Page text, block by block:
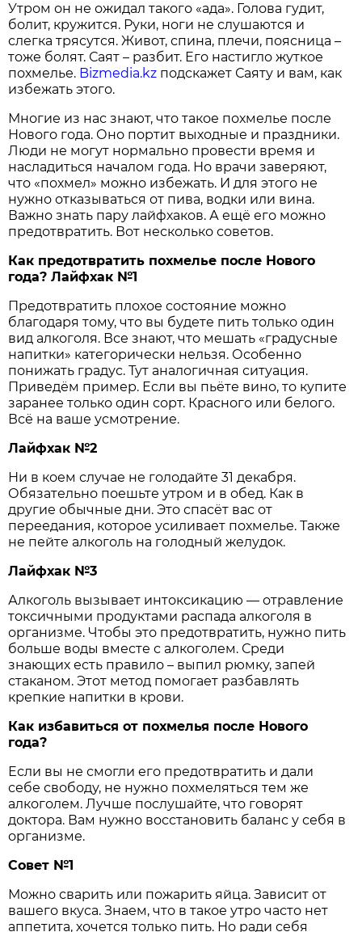
Утром он не ожидал такого «ада». Голова гудит,
болит, кружится. Руки, ноги не слушаются и
слегка трясутся. Живот, спина, плечи, поясница –
тоже болят. Саят – разбит. Его настигло жуткое
похмелье. Bizmedia.kz подскажет Саяту и вам, как
избежать этого.
Многие из нас знают, что такое похмелье после
Нового года. Оно портит выходные и праздники.
Люди не могут нормально провести время и
насладиться началом года. Но врачи заверяют,
что «похмел» можно избежать. И для этого не
нужно отказываться от пива, водки или вина.
Важно знать пару лайфхаков. А ещё его можно
предотвратить. Вот несколько советов.
Как предотвратить похмелье после Нового
года? Лайфхак №1
Предотвратить плохое состояние можно
благодаря тому, что вы будете пить только один
вид алкоголя. Все знают, что мешать «градусные
напитки» категорически нельзя. Особенно
понижать градус. Тут аналогичная ситуация.
Приведём пример. Если вы пьёте вино, то купите
заранее только один сорт. Красного или белого.
Всё на ваше усмотрение.
Лайфхак №2
Ни в коем случае не голодайте 31 декабря.
Обязательно поешьте утром и в обед. Как в
другие обычные дни. Это спасёт вас от
переедания, которое усиливает похмелье. Также
не пейте алкоголь на голодный желудок.
Лайфхак №3
Алкоголь вызывает интоксикацию — отравление
токсичными продуктами распада алкоголя в
организме. Чтобы это предотвратить, нужно пить
больше воды вместе с алкоголем. Среди
знающих есть правило – выпил рюмку, запей
стаканом. Этот метод помогает разбавлять
крепкие напитки в крови.
Как избавиться от похмелья после Нового
года?
Если вы не смогли его предотвратить и дали
себе свободу, не нужно похмеляться тем же
алкоголем. Лучше послушайте, что говорят
доктора. Вам нужно восстановить баланс у себя в
организме.
Совет №1
Можно сварить или пожарить яйца. Зависит от
вашего вкуса. Знаем, что в такое утро часто нет
аппетита, хочется только пить. Но ради себя